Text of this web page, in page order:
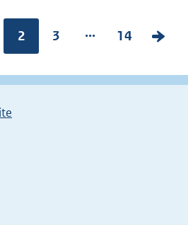
Pagina:
2
P
g
3 ...
P
g
14
V
l